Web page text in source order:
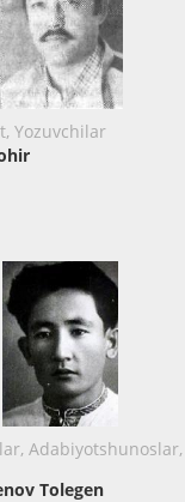
Yozuvchilar
Adabiyotshunoslar,
Tolegen